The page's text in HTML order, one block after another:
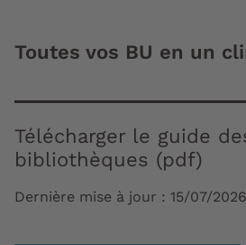
Toutes vos BU en un
Télécharger le guide
bibliothèques (pdf)
Dernière mise à jour : 15/07/2026